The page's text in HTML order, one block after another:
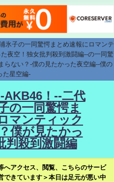
氷子の一同驚愕まとめ速報にロマンテ
夜空！独女批判殺到激闘編--の一同驚
らない？-僕の見たかった夜空編--僕の
た星空編-
！--二代
の一同驚愕ま
マンティック
僕が見たかっ
判殺到激闘編
へアクセス、閲覧、こちらのサービ
できています＞本日は足元が悪い中